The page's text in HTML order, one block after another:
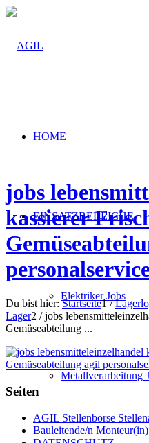
HOME
EINSATZBEREICHE
Elektriker Jobs
Metallverarbeitung
jobs
kassierer
Du bist hier: Startseite1 /
Lager2 / jobs
Gemüseabteilung ...
Seiten
AGIL Stellenbörse
Bauleitende/n